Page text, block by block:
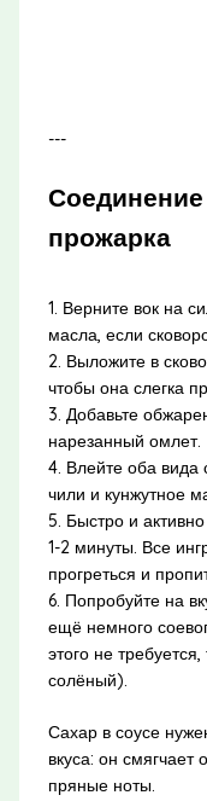
---
прожарка
1. Верните вок на
масла, если
2. Выложите в
чтобы она слегка
3. Добавьте
нарезанный омлет.
4. Влейте оба вида
чили и кунжутное
5. Быстро и
1-2 минуты. Все
прогреться и
6. Попробуйте на
ещё немного
этого не
солёный).
Сахар в соусе
вкуса: он смягчает
пряные ноты.